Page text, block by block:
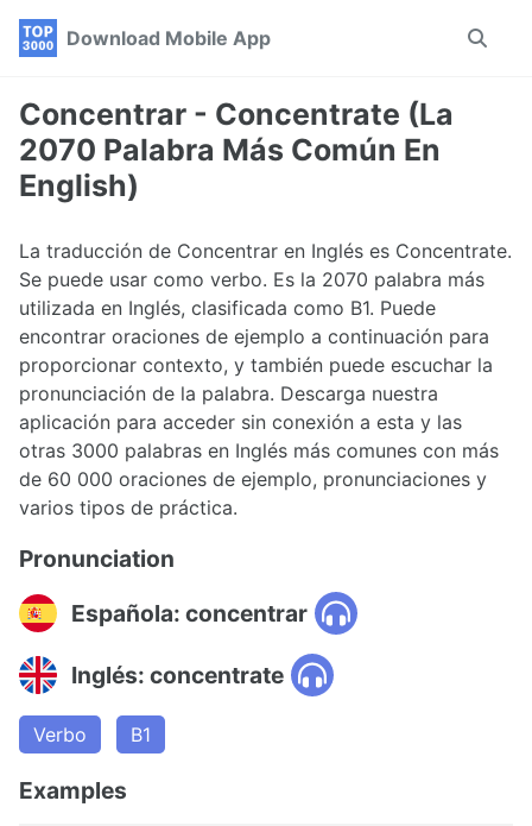
Skip
navigation
Skip
Skip
Download Mobile App
Toggle
Concentrar - Concentrate (La
2070 Palabra Más Común En
English)
La traducción de Concentrar en Inglés es Concentrate.
Se puede usar como verbo. Es la 2070 palabra más
utilizada en Inglés, clasificada como B1. Puede
encontrar oraciones de ejemplo a continuación para
proporcionar contexto, y también puede escuchar la
pronunciación de la palabra. Descarga nuestra
aplicación para acceder sin conexión a esta y las
otras 3000 palabras en Inglés más comunes con más
de 60 000 oraciones de ejemplo, pronunciaciones y
varios tipos de práctica.
Pronunciation
Española: concentrar
Inglés: concentrate
Verbo B1
Examples